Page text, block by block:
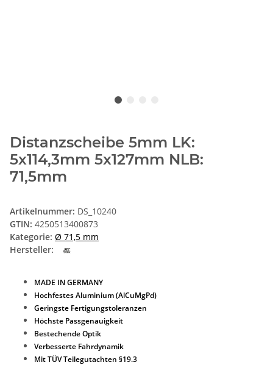
Distanzscheibe 5mm LK:
5x114,3mm 5x127mm NLB:
71,5mm
Artikelnummer: DS_10240
GTIN: 4250513400873
Kategorie: Ø 71,5 mm
Hersteller:
MADE IN GERMANY
Hochfestes Aluminium (AlCuMgPd)
Geringste Fertigungstoleranzen
Höchste Passgenauigkeit
Bestechende Optik
Verbesserte Fahrdynamik
Mit TÜV Teilegutachten §19.3